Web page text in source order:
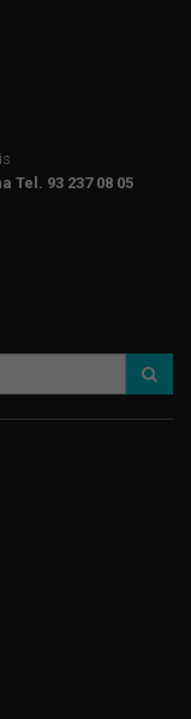
Tel. 93 237 08 05